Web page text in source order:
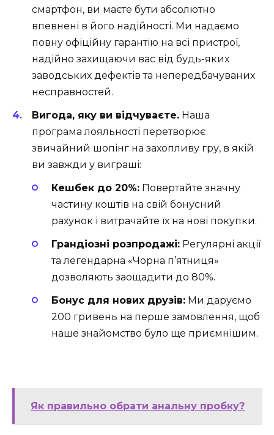
смартфон, ви маєте бути абсолютно
впевнені в його надійності. Ми надаємо
повну офіційну гарантію на всі пристрої,
надійно захищаючи вас від будь-яких
заводських дефектів та непередбачуваних
несправностей.
Вигода, яку ви відчуваєте. Наша
програма лояльності перетворює
звичайний шопінг на захопливу гру, в якій
ви завжди у виграші:
Кешбек до 20%: Повертайте значну
частину коштів на свій бонусний
рахунок і витрачайте їх на нові покупки.
Грандіозні розпродажі: Регулярні акції
та легендарна «Чорна п’ятниця»
дозволяють заощадити до 80%.
Бонус для нових друзів: Ми даруємо
200 гривень на перше замовлення, щоб
наше знайомство було ще приємнішим.
Як правильно обрати анальну пробку?